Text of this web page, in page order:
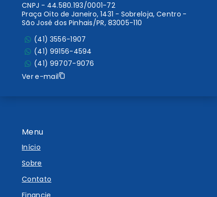
Menu
Início
Sobre
Contato
Financie
CNPJ - 44.580.193/0001-72
Praça Oito de Janeiro, 1431 - Sobreloja, Centro -
São José dos Pinhais/PR, 83005-110
(41) 3556-1907
(41) 99156-4594
(41) 99707-9076
Ver e-mail